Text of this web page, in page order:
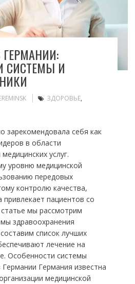
СИСТЕМЫ И
ЗДОРОВЬЕ,
зарекомендовала себя как
в области
услуг.
уровню медицинской
передовых
контролю качества,
пациентов со
мы рассмотрим
здравоохранения
список лучших
лечение на
Особенности системы
Германия известна
медицинской